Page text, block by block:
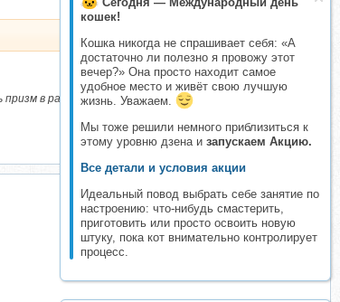
кошек!
Кошка никогда не спрашивает себя: «А
достаточно ли полезно я провожу этот
вечер?» Она просто находит самое
удобное место и живёт свою лучшую
жизнь. Уважаем.
Мы тоже решили немного приблизиться к
этому уровню дзена и запускаем Акцию.
Все детали и условия акции
Идеальный повод выбрать себе занятие по
настроению: что-нибудь смастерить,
приготовить или просто освоить новую
штуку, пока кот внимательно контролирует
процесс.
в работе коуча»